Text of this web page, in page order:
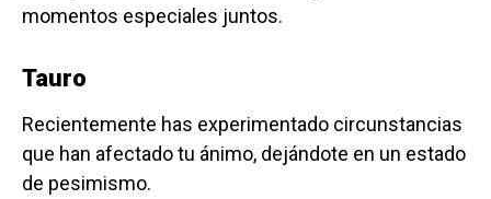
momentos especiales juntos.
Tauro
Recientemente has experimentado circunstancias
que han afectado tu ánimo, dejándote en un estado
de pesimismo.